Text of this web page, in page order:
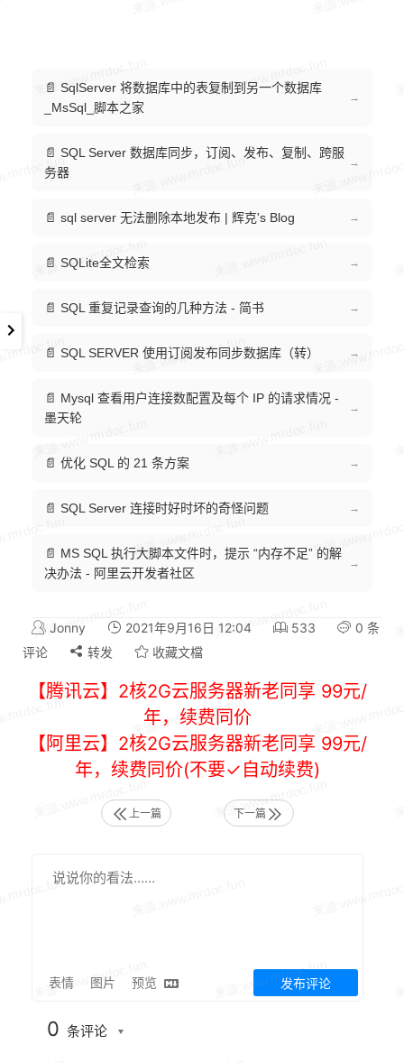
📄 SqlServer 将数据库中的表复制到另一个数据库
_MsSql_脚本之家
→
📄 SQL Server 数据库同步，订阅、发布、复制、跨服
务器
→
📄 sql server 无法删除本地发布 | 辉克's Blog →
📄 SQLite全文检索 →
📄 SQL 重复记录查询的几种方法 - 简书 →
📄 SQL SERVER 使用订阅发布同步数据库（转） →
📄 Mysql 查看用户连接数配置及每个 IP 的请求情况 -
墨天轮
→
📄 优化 SQL 的 21 条方案 →
📄 SQL Server 连接时好时坏的奇怪问题 →
📄 MS SQL 执行大脚本文件时，提示 “内存不足” 的解
决办法 - 阿里云开发者社区
→
Jonny 2021年9月16日 12:04 533
0 条
评论
转发 收藏文檔
【腾讯云】2核2G云服务器新老同享 99元/
年，续费同价
【阿里云】2核2G云服务器新老同享 99元/
年，续费同价(不要✓自动续费)
上一篇 下一篇
表情 图片 预览 发布评论
0 条评论